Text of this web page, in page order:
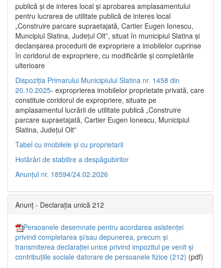
publică şi de interes local şi aprobarea amplasamentului
pentru lucrarea de utilitate publică de interes local
„Construire parcare supraetajată, Cartier Eugen Ionescu,
Muncipiul Slatina, Judeţul Olt”, situat în municipiul Slatina şi
declanşarea procedurii de expropriere a imobilelor cuprinse
în coridorul de expropriere, cu modificările şi completările
ulterioare
Dispoziția Primarului Municipiului Slatina nr. 1458 din
20.10.2025- exproprierea imobilelor proprietate privată, care
constituie coridorul de expropriere, situate pe
amplasamentul lucrării de utilitate publică „Construire
parcare supraetajată, Cartier Eugen Ionescu, Municipiul
Slatina, Județul Olt”
Tabel cu imobilele și cu proprietarii
Hotărâri de stabilire a despăgubirilor
Anunțul nr. 18594/24.02.2026
Anunț - Declarația unică 212
Persoanele desemnate pentru acordarea asistenței
privind completarea și/sau depunerea, precum și
transmiterea declarației unice privind impozitul pe venit și
contribuțiile sociale datorare de persoanele fizice (212) (pdf)